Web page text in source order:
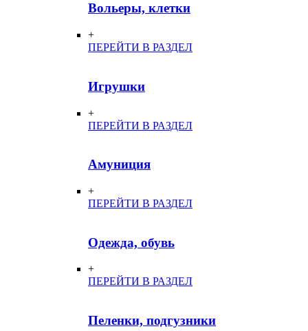
Вольеры, клетки
+
ПЕРЕЙТИ В РАЗДЕЛ
Игрушки
+
ПЕРЕЙТИ В РАЗДЕЛ
Амуниция
+
ПЕРЕЙТИ В РАЗДЕЛ
Одежда, обувь
+
ПЕРЕЙТИ В РАЗДЕЛ
Пеленки, подгузники